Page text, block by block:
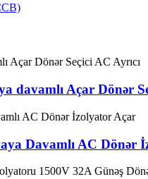
davamlı Açar Dönər
Davamlı AC Dönər